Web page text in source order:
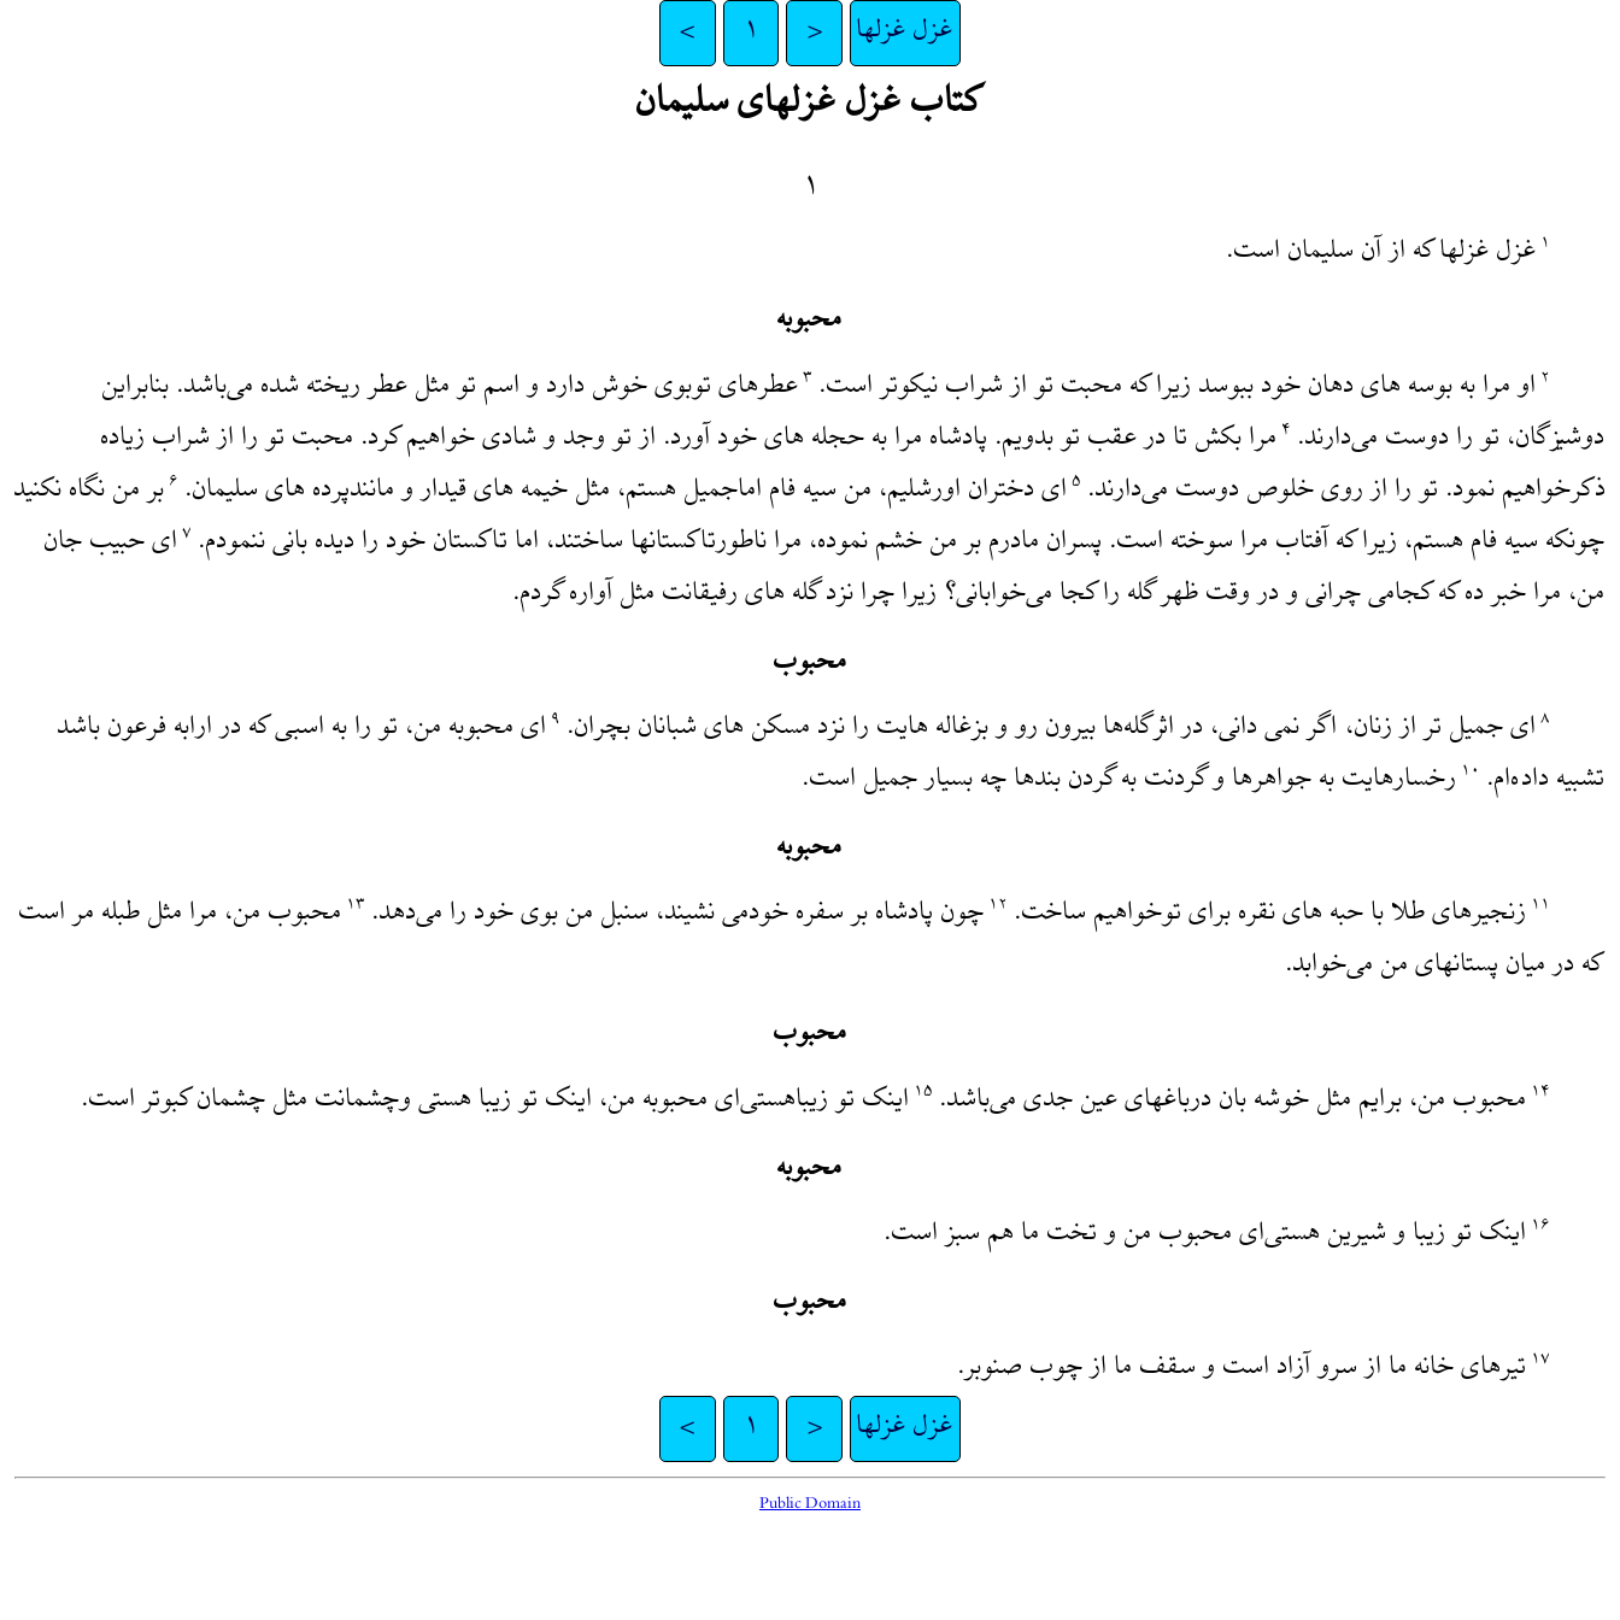
غزل غزلها < ۱ >
کتاب غزل غزلهای سلیمان
۱
۱ غزل غزلها که از آن سلیمان است.
محبوبه
۲ او مرا به بوسه های دهان خود ببوسد زیرا که محبت تو از شراب نیکوتر است. ۳عطرهای توبوی خوش دارد و اسم تو مثل عطر ریخته شده می‌باشد. بنابراین
دوشیزگان، تو را دوست می‌دارند. ۴ مرا بکش تا در عقب تو بدویم. پادشاه مرا به حجله های خود آورد. از تو وجد و شادی خواهیم کرد. محبت تو را از شراب زیاده
ذکرخواهیم نمود. تو را از روی خلوص دوست می‌دارند. ۵‌ای دختران اورشلیم، من سیه فام اماجمیل هستم، مثل خیمه های قیدار و مانندپرده های سلیمان. ۶بر من نگاه نکنید
چونکه سیه فام هستم، زیرا که آفتاب مرا سوخته است. پسران مادرم بر من خشم نموده، مرا ناطورتاکستانها ساختند، اما تاکستان خود را دیده بانی ننمودم. ۷‌ای حبیب جان
من، مرا خبر ده که کجامی چرانی و در وقت ظهر گله را کجا می‌خوابانی؟ زیرا چرا نزد گله های رفیقانت مثل آواره گردم.
محبوب
۸‌ای جمیل تر از زنان، اگر نمی دانی، در اثرگله‌ها بیرون رو و بزغاله هایت را نزد مسکن های شبانان بچران. ۹ ‌ای محبوبه من، تو را به اسبی که در ارابه فرعون باشد
تشبیه داده‌ام. ۱۰ رخسارهایت به جواهرها و گردنت به گردن بندها چه بسیار جمیل است.
محبوبه
۱۱ زنجیرهای طلا با حبه های نقره برای توخواهیم ساخت. ۱۲ چون پادشاه بر سفره خودمی نشیند، سنبل من بوی خود را می‌دهد. ۱۳ محبوب من، مرا مثل طبله مر است
که در میان پستانهای من می‌خوابد.
محبوب
۱۴ محبوب من، برایم مثل خوشه بان درباغهای عین جدی می‌باشد. ۱۵ اینک تو زیباهستی‌ای محبوبه من، اینک تو زیبا هستی وچشمانت مثل چشمان کبوتر است.
محبوبه
۱۶ اینک تو زیبا و شیرین هستی‌ای محبوب من و تخت ما هم سبز است.
محبوب
۱۷ تیرهای خانه ما از سرو آزاد است و سقف ما از چوب صنوبر.
غزل غزلها < ۱ >
Public Domain